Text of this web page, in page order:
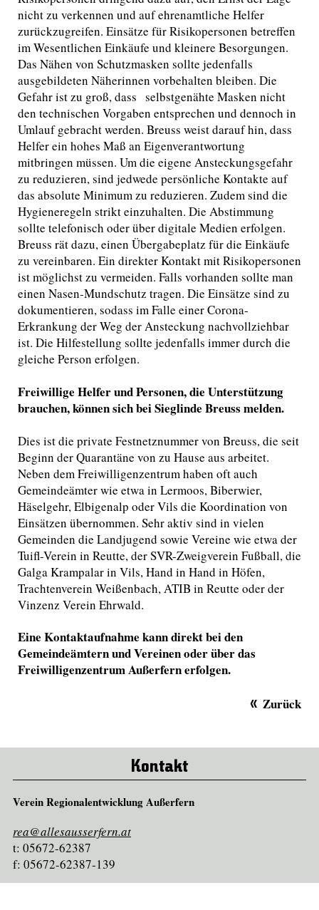
nicht zu verkennen und auf ehrenamtliche Helfer
zurückzugreifen. Einsätze für Risikopersonen betreffen
im Wesentlichen Einkäufe und kleinere Besorgungen.
Das Nähen von Schutzmasken sollte jedenfalls
ausgebildeten Näherinnen vorbehalten bleiben. Die
Gefahr ist zu groß, dass selbstgenähte Masken nicht
den technischen Vorgaben entsprechen und dennoch in
Umlauf gebracht werden. Breuss weist darauf hin, dass
Helfer ein hohes Maß an Eigenverantwortung
mitbringen müssen. Um die eigene Ansteckungsgefahr
zu reduzieren, sind jedwede persönliche Kontakte auf
das absolute Minimum zu reduzieren. Zudem sind die
Hygieneregeln strikt einzuhalten. Die Abstimmung
sollte telefonisch oder über digitale Medien erfolgen.
Breuss rät dazu, einen Übergabeplatz für die Einkäufe
zu vereinbaren. Ein direkter Kontakt mit Risikopersonen
ist möglichst zu vermeiden. Falls vorhanden sollte man
einen Nasen-Mundschutz tragen. Die Einsätze sind zu
dokumentieren, sodass im Falle einer Corona-
Erkrankung der Weg der Ansteckung nachvollziehbar
ist. Die Hilfestellung sollte jedenfalls immer durch die
gleiche Person erfolgen.
Freiwillige Helfer und Personen, die Unterstützung
brauchen, können sich bei Sieglinde Breuss melden.
Dies ist die private Festnetznummer von Breuss, die seit
Beginn der Quarantäne von zu Hause aus arbeitet.
Neben dem Freiwilligenzentrum haben oft auch
Gemeindeämter wie etwa in Lermoos, Biberwier,
Häselgehr, Elbigenalp oder Vils die Koordination von
Einsätzen übernommen. Sehr aktiv sind in vielen
Gemeinden die Landjugend sowie Vereine wie etwa der
Tuifl-Verein in Reutte, der SVR-Zweigverein Fußball, die
Galga Krampalar in Vils, Hand in Hand in Höfen,
Trachtenverein Weißenbach, ATIB in Reutte oder der
Vinzenz Verein Ehrwald.
Eine Kontaktaufnahme kann direkt bei den
Gemeindeämtern und Vereinen oder über das
Freiwilligenzentrum Außerfern erfolgen.
Zurück
Kontakt
Verein Regionalentwicklung Außerfern
rea@allesausserfern.at
t: 05672-62387
f: 05672-62387-139